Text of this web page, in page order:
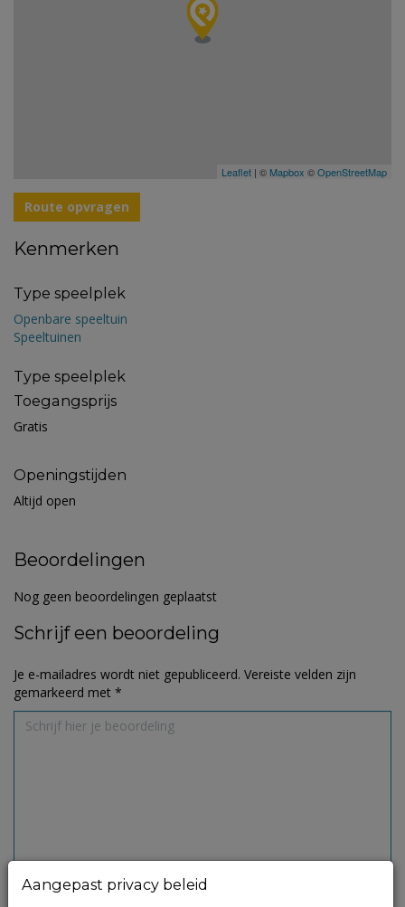
Leaflet | © Mapbox ©OpenStreetMap
Route opvragen
Kenmerken
Type speelplek
Openbare speeltuin
Speeltuinen
Type speelplek
Toegangsprijs
Gratis
Openingstijden
Altijd open
Beoordelingen
Nog geen beoordelingen geplaatst
Schrijf een beoordeling
Je e-mailadres wordt niet gepubliceerd. Vereiste velden zijn
gemarkeerd met *
Aangepast privacy beleid